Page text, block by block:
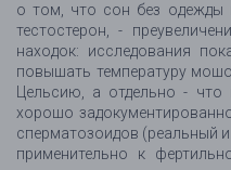
о том, что сон без
тестостерон, -
находок: исследования
повышать температуру
Цельсию, а отдельно - что
хорошо
сперматозоидов (реальный
применительно к